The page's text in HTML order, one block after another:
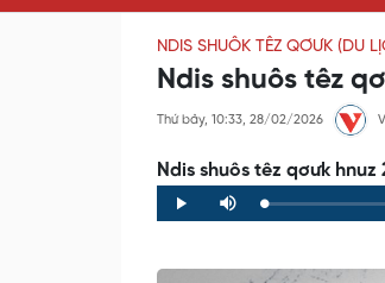
NDIS SHUÔK TÊZ QƠƯK (DU
Ndis shuôs têz
Thứ bảy, 10:33, 28/02/2026
Ndis shuôs têz qơưk
Play Mute Loaded:
0%
Progress:
0%